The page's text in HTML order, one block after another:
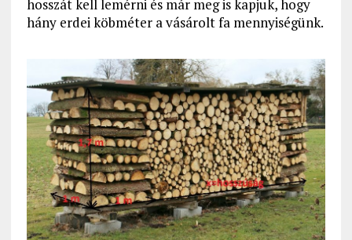
hosszát kell lemérni és már meg is kapjuk, hogy
hány erdei köbméter a vásárolt fa mennyiségünk.